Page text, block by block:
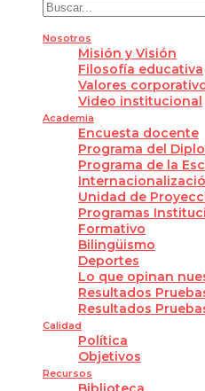
Nosotros
Misión y Visión
Filosofía educativa
Valores
Video institucional
Academia
Encuesta docente
Programa del
Programa de la
Unidad de
Programas
Formativo
Bilingüismo
Deportes
Lo que opinan
Resultados
Resultados
Calidad
Política
Objetivos
Recursos